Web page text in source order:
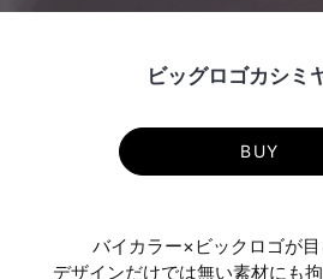
ビッグロゴカシミ
BUY
バイカラー×ビックロゴが目
デザインだけでは無い素材にも